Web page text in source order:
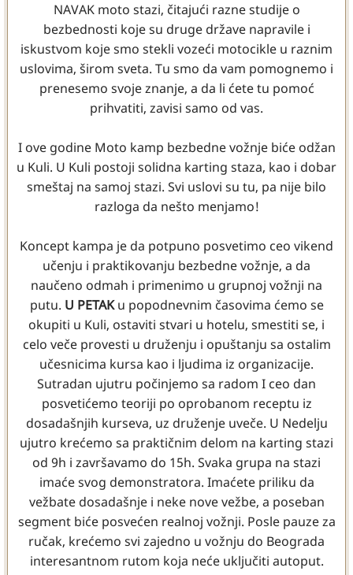
NAVAK moto stazi, čitajući razne studije o
bezbednosti koje su druge države napravile i
iskustvom koje smo stekli vozeći motocikle u raznim
uslovima, širom sveta. Tu smo da vam pomognemo i
prenesemo svoje znanje, a da li ćete tu pomoć
prihvatiti, zavisi samo od vas.
I ove godine Moto kamp bezbedne vožnje biće odžan
u Kuli. U Kuli postoji solidna karting staza, kao i dobar
smeštaj na samoj stazi. Svi uslovi su tu, pa nije bilo
razloga da nešto menjamo!
Koncept kampa je da potpuno posvetimo ceo vikend
učenju i praktikovanju bezbedne vožnje, a da
naučeno odmah i primenimo u grupnoj vožnji na
putu. U PETAK u popodnevnim časovima ćemo se
okupiti u Kuli, ostaviti stvari u hotelu, smestiti se, i
celo veče provesti u druženju i opuštanju sa ostalim
učesnicima kursa kao i ljudima iz organizacije.
Sutradan ujutru počinjemo sa radom I ceo dan
posvetićemo teoriji po oprobanom receptu iz
dosadašnjih kurseva, uz druženje uveče. U Nedelju
ujutro krećemo sa praktičnim delom na karting stazi
od 9h i završavamo do 15h. Svaka grupa na stazi
imaće svog demonstratora. Imaćete priliku da
vežbate dosadašnje i neke nove vežbe, a poseban
segment biće posvećen realnoj vožnji. Posle pauze za
ručak, krećemo svi zajedno u vožnju do Beograda
interesantnom rutom koja neće uključiti autoput.